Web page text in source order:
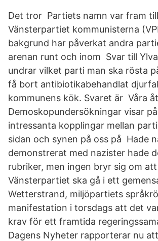
Det tror Partiets namn var fram
Vänsterpartiet kommunisterna
bakgrund har påverkat andra
arenan runt och inom Svar till
undrar vilket parti man ska rösta
få bort antibiotikabehandlat
kommunens kök. Svaret är Våra
Demoskopundersökningar visar
intressanta kopplingar mellan
sidan och synen på oss på Hade
demonstrerat med nazister hade
rubriker, men ingen bryr sig om att
Vänsterpartiet ska gå i ett
Wetterstrand, miljöpartiets
manifestation i torsdags att det
krav för ett framtida
Dagens Nyheter rapporterar nu att